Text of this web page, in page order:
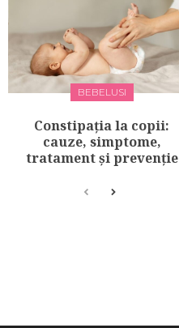
BEBELUSI
Constipația la copii:
cauze, simptome,
tratament și prevenție